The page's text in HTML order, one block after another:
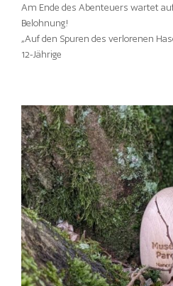
Am Ende des Abenteuers wartet
Belohnung!
„Auf den Spuren des verlorenen
12-Jährige